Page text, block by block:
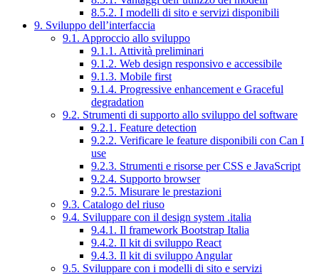
8.5.2. I modelli di sito e servizi disponibili
9. Sviluppo dell’interfaccia
9.1. Approccio allo sviluppo
9.1.1. Attività preliminari
9.1.2. Web design responsivo e accessibile
9.1.3. Mobile first
9.1.4. Progressive enhancement e Graceful
degradation
9.2. Strumenti di supporto allo sviluppo del software
9.2.1. Feature detection
9.2.2. Verificare le feature disponibili con Can I
use
9.2.3. Strumenti e risorse per CSS e JavaScript
9.2.4. Supporto browser
9.2.5. Misurare le prestazioni
9.3. Catalogo del riuso
9.4. Sviluppare con il design system .italia
9.4.1. Il framework Bootstrap Italia
9.4.2. Il kit di sviluppo React
9.4.3. Il kit di sviluppo Angular
9.5. Sviluppare con i modelli di sito e servizi